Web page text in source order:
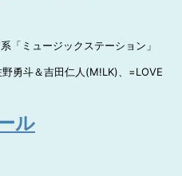
ミュージックステーション」
勇斗＆吉田仁人(M!LK)、=LOVE
ル